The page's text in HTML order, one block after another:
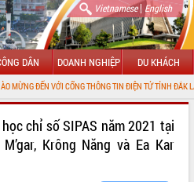
Vietnamese| English
DÂN DOANH NGHIỆP DU KHÁCH
CỔNG THÔNG TIN ĐIỆN TỬ TỈNH ĐẮK LẮK
chỉ số SIPAS năm 2021 tại
Krông Năng và Ea Kar